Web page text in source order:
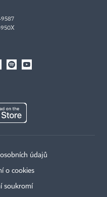
údajů
o cookies
soukromí